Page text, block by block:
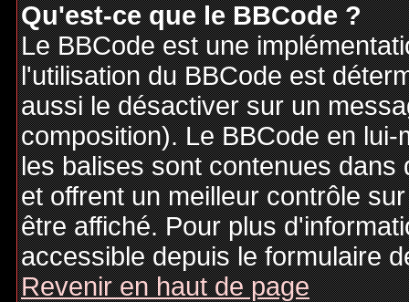
Qu'est-ce que le BBCode ?
Le BBCode est une
l'utilisation du BBCode est
aussi le désactiver sur un
composition). Le BBCode en
les balises sont contenues
et offrent un meilleur contrôle
être affiché. Pour plus
accessible depuis le formulaire
Revenir en haut de page